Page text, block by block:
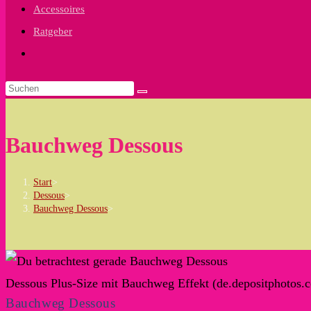
Accessoires
Ratgeber
umschalten
Bauchweg Dessous
Start>
Dessous>
Bauchweg Dessous>
Dessous Plus-Size mit Bauchweg Effekt
Bauchweg Dessous